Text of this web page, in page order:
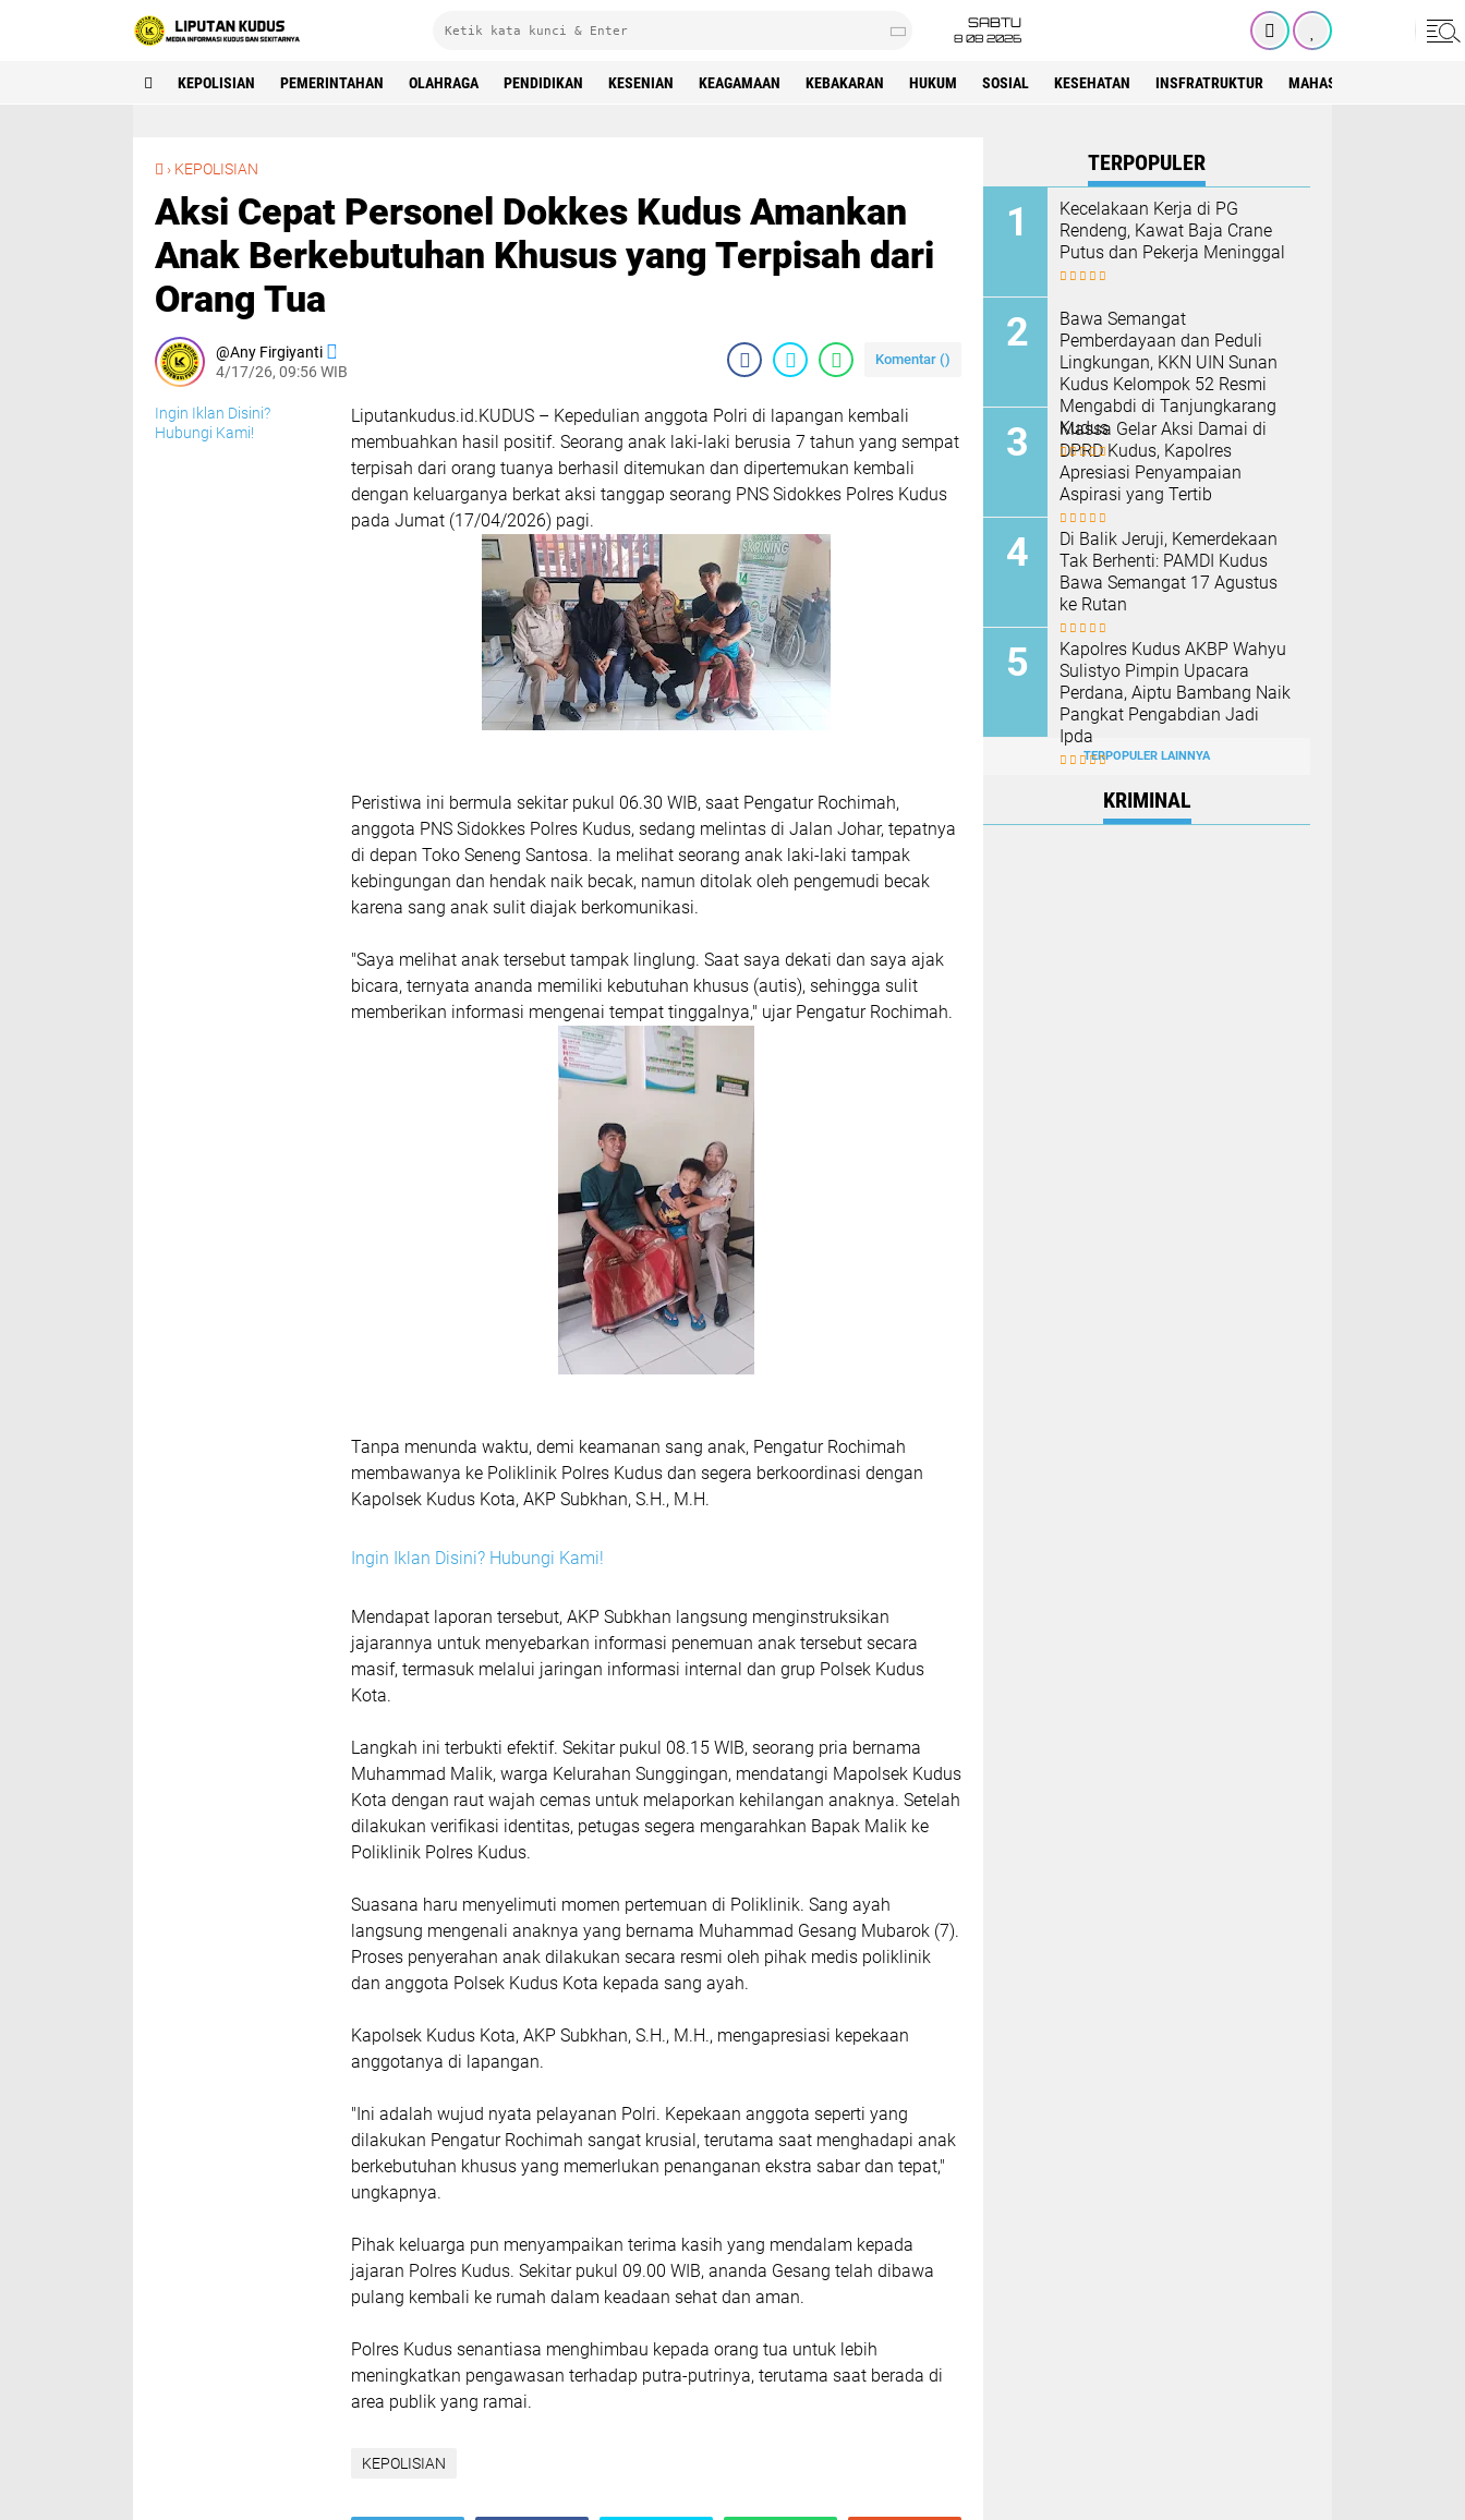
SABTU
8 08 2026
KEPOLISIAN PEMERINTAHAN OLAHRAGA PENDIDIKAN KESENIAN KEAGAMAAN KEBAKARAN HUKUM SOSIAL KESEHATAN INSFRATRUKTUR MAHASISWA
› KEPOLISIAN
Aksi Cepat Personel Dokkes Kudus Amankan
Anak Berkebutuhan Khusus yang Terpisah dari
Orang Tua
Any Firgiyanti
4/17/26, 09:56 WIB
Komentar ()
Ingin Iklan Disini?
Hubungi Kami!
Liputankudus.id.KUDUS – Kepedulian anggota Polri di lapangan kembali
membuahkan hasil positif. Seorang anak laki-laki berusia 7 tahun yang sempat
terpisah dari orang tuanya berhasil ditemukan dan dipertemukan kembali
dengan keluarganya berkat aksi tanggap seorang PNS Sidokkes Polres Kudus
pada Jumat (17/04/2026) pagi.
​Peristiwa ini bermula sekitar pukul 06.30 WIB, saat Pengatur Rochimah,
anggota PNS Sidokkes Polres Kudus, sedang melintas di Jalan Johar, tepatnya
di depan Toko Seneng Santosa. Ia melihat seorang anak laki-laki tampak
kebingungan dan hendak naik becak, namun ditolak oleh pengemudi becak
karena sang anak sulit diajak berkomunikasi.
​"Saya melihat anak tersebut tampak linglung. Saat saya dekati dan saya ajak
bicara, ternyata ananda memiliki kebutuhan khusus (autis), sehingga sulit
memberikan informasi mengenai tempat tinggalnya," ujar Pengatur Rochimah.
​Tanpa menunda waktu, demi keamanan sang anak, Pengatur Rochimah
membawanya ke Poliklinik Polres Kudus dan segera berkoordinasi dengan
Kapolsek Kudus Kota, AKP Subkhan, S.H., M.H.
Ingin Iklan Disini? Hubungi Kami!
​Mendapat laporan tersebut, AKP Subkhan langsung menginstruksikan
jajarannya untuk menyebarkan informasi penemuan anak tersebut secara
masif, termasuk melalui jaringan informasi internal dan grup Polsek Kudus
Kota.
​Langkah ini terbukti efektif. Sekitar pukul 08.15 WIB, seorang pria bernama
Muhammad Malik, warga Kelurahan Sunggingan, mendatangi Mapolsek Kudus
Kota dengan raut wajah cemas untuk melaporkan kehilangan anaknya. Setelah
dilakukan verifikasi identitas, petugas segera mengarahkan Bapak Malik ke
Poliklinik Polres Kudus.
​Suasana haru menyelimuti momen pertemuan di Poliklinik. Sang ayah
langsung mengenali anaknya yang bernama Muhammad Gesang Mubarok (7).
Proses penyerahan anak dilakukan secara resmi oleh pihak medis poliklinik
dan anggota Polsek Kudus Kota kepada sang ayah.
​Kapolsek Kudus Kota, AKP Subkhan, S.H., M.H., mengapresiasi kepekaan
anggotanya di lapangan.
​"Ini adalah wujud nyata pelayanan Polri. Kepekaan anggota seperti yang
dilakukan Pengatur Rochimah sangat krusial, terutama saat menghadapi anak
berkebutuhan khusus yang memerlukan penanganan ekstra sabar dan tepat,"
ungkapnya.
​Pihak keluarga pun menyampaikan terima kasih yang mendalam kepada
jajaran Polres Kudus. Sekitar pukul 09.00 WIB, ananda Gesang telah dibawa
pulang kembali ke rumah dalam keadaan sehat dan aman.
​Polres Kudus senantiasa menghimbau kepada orang tua untuk lebih
meningkatkan pengawasan terhadap putra-putrinya, terutama saat berada di
area publik yang ramai.
KEPOLISIAN
TERPOPULER
Kecelakaan Kerja di PG
Rendeng, Kawat Baja Crane
Putus dan Pekerja Meninggal
Bawa Semangat
Pemberdayaan dan Peduli
Lingkungan, KKN UIN Sunan
Kudus Kelompok 52 Resmi
Mengabdi di Tanjungkarang
Kudus
Massa Gelar Aksi Damai di
DPRD Kudus, Kapolres
Apresiasi Penyampaian
Aspirasi yang Tertib
Di Balik Jeruji, Kemerdekaan
Tak Berhenti: PAMDI Kudus
Bawa Semangat 17 Agustus
ke Rutan
Kapolres Kudus AKBP Wahyu
Sulistyo Pimpin Upacara
Perdana, Aiptu Bambang Naik
Pangkat Pengabdian Jadi
Ipda
TERPOPULER LAINNYA
KRIMINAL